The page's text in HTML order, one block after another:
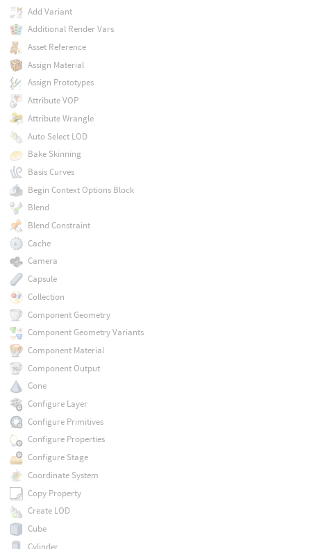
Add Variant
Additional Render Vars
Asset Reference
Assign Material
Assign Prototypes
Attribute VOP
Attribute Wrangle
Auto Select LOD
Bake Skinning
Basis Curves
Begin Context Options Block
Blend
Blend Constraint
Cache
Camera
Capsule
Collection
Component Geometry
Component Geometry Variants
Component Material
Component Output
Cone
Configure Layer
Configure Primitives
Configure Properties
Configure Stage
Coordinate System
Copy Property
Create LOD
Cube
Cylinder